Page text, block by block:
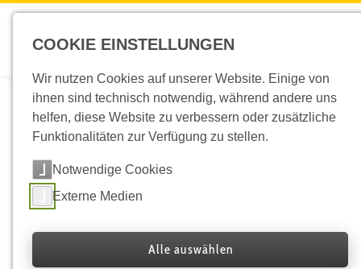
Phänorückblick März 2023
In den tiefen Lagen hat der Erstfrühling als zweite der drei
Frühlingsphasen schon einen beträchtlichen Teil seines Weges
hinter sich gebracht.
werden, sodass eine erste Bilanz möglich ist:
COOKIE EINSTELLUNGEN
Wir nutzen Cookies auf unserer Website. Einige von
ihnen sind technisch notwendig, während andere uns
helfen, diese Website zu verbessern oder zusätzliche
Funktionalitäten zur Verfügung zu stellen.
Notwendige Cookies
Externe Medien
Alle auswählen